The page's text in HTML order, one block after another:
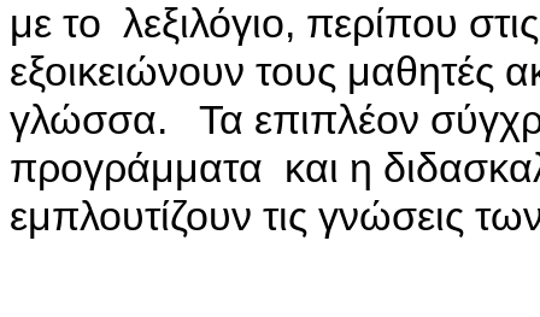
με το λεξιλόγιο, περίπου
εξοικειώνουν τους μαθητές
γλώσσα. Τα επιπλέον
προγράμματα και η
εμπλουτίζουν τις γνώσεις